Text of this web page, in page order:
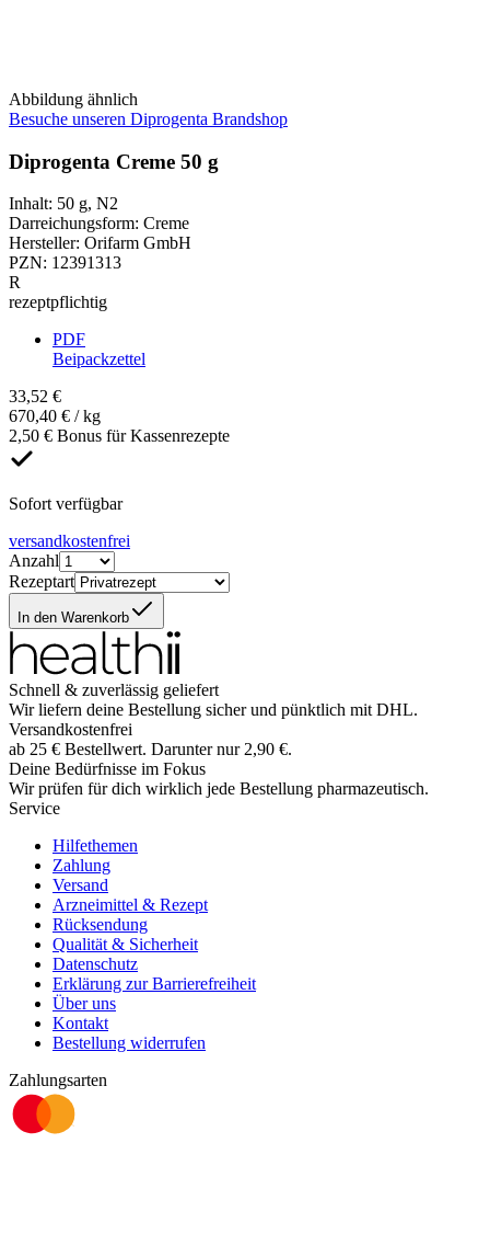
Abbildung ähnlich
Besuche unseren Diprogenta Brandshop
Diprogenta Creme 50 g
Inhalt: 50 g, N2
Darreichungsform: Creme
Hersteller: Orifarm GmbH
PZN: 12391313
R
rezeptpflichtig
PDF
Beipackzettel
33,52 €
670,40 € / kg
2,50 € Bonus für Kassenrezepte
Sofort verfügbar
versandkostenfrei
Anzahl
Rezeptart
In den Warenkorb
Schnell & zuverlässig geliefert
Wir liefern deine Bestellung sicher und pünktlich mit DHL.
Versandkostenfrei
ab 25 € Bestellwert. Darunter nur 2,90 €.
Deine Bedürfnisse im Fokus
Wir prüfen für dich wirklich jede Bestellung pharmazeutisch.
Service
Hilfethemen
Zahlung
Versand
Arzneimittel & Rezept
Rücksendung
Qualität & Sicherheit
Datenschutz
Erklärung zur Barrierefreiheit
Über uns
Kontakt
Bestellung widerrufen
Zahlungsarten